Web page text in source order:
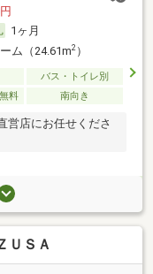
1ヶ月
ム（24.61m2）
バス・トイレ別
料 南向き
営店にお任せくださ
ＵＳＡ